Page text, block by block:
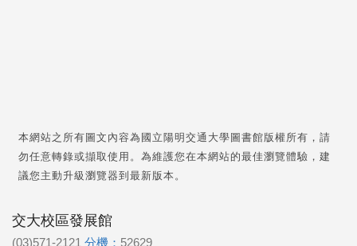
本網站之所有圖文內容為國立陽明交通大學圖書館版權所有，請
勿任意轉錄或擷取使用。為維護您在本網站的最佳瀏覽體驗，建
議您主動升級瀏覽器到最新版本。
交大校區發展館
(03)571-2121 分機： 52629